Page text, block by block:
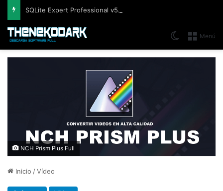
Menú
Switch skin
NCH Prism Plus Full
Inicio /Vídeo